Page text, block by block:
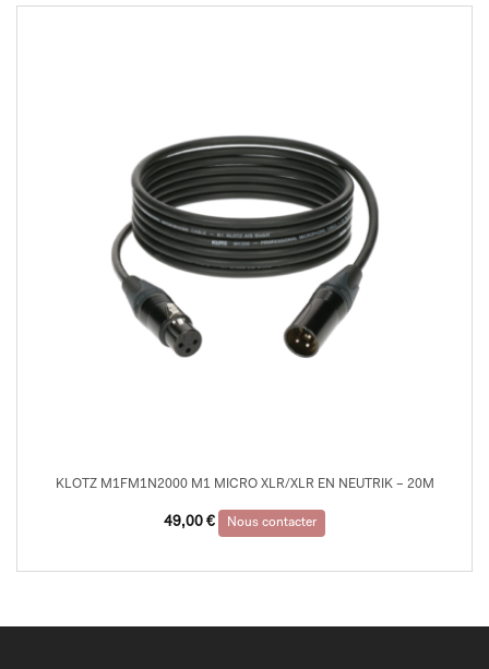
KLOTZ M1FM1N2000 M1 MICRO XLR/XLR EN NEUTRIK – 20M
49,00 € Nous contacter